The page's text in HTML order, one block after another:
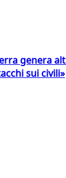
genera
sui civili»